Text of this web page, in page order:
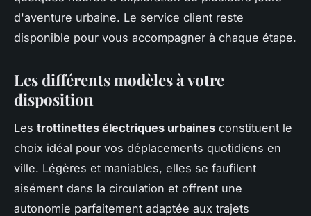
d'aventure urbaine. Le service client reste
disponible pour vous accompagner à chaque étape.
Les différents modèles à votre
disposition
Les trottinettes électriques urbaines constituent le
choix idéal pour vos déplacements quotidiens en
ville. Légères et maniables, elles se faufilent
aisément dans la circulation et offrent une
autonomie parfaitement adaptée aux trajets